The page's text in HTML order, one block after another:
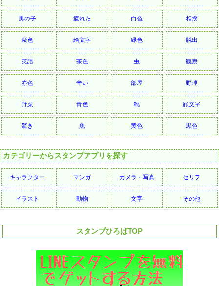
男の子 疲れた 白色 相撲
紫色 絵文字 緑色 脱出
英語 茶色 虫 観察
赤色 辛い 部屋 野球
野菜 青色 靴 顔文字
驚き 魚 黄色 黒色
カテゴリーからスタンプアプリを探す
キャラクター マンガ カメラ・写真 セリフ
イラスト 動物 文字 その他
スタンプひろばTOP